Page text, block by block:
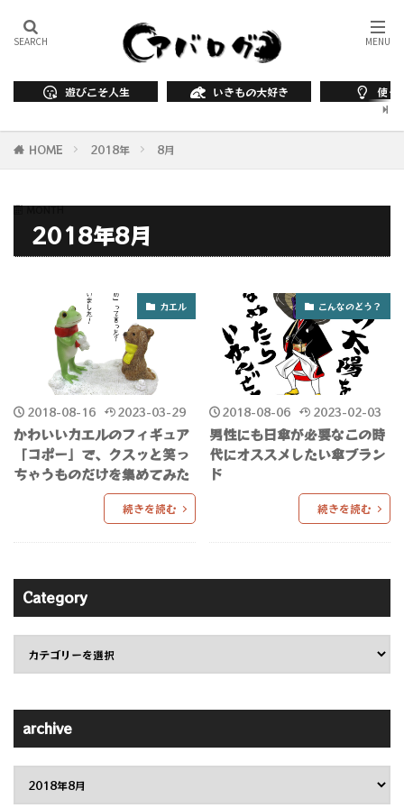
遊びこそ人生 いきもの大好き 使っ
HOME 2018年 8月
MONTH
2018年8月
カエル
2018-08-16 2023-03-29
かわいいカエルのフィギュア
「コポー」で、クスッと笑っ
ちゃうものだけを集めてみた
続きを読む
こんなのどう？
2018-08-06 2023-02-03
男性にも日傘が必要なこの時
代にオススメしたい傘ブラン
ド
続きを読む
Category
archive